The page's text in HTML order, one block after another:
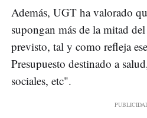
Además, UGT ha valorado
supongan más de la mitad del
previsto, tal y como refleja
Presupuesto destinado a
sociales, etc".